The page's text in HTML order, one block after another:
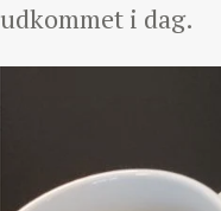
udkommet i dag.